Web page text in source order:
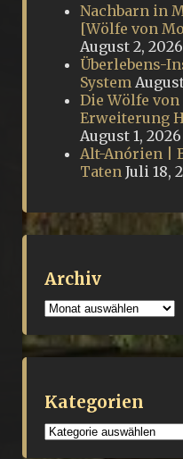
Nachbarn in
[Wölfe von
August 2, 2026
Überlebens-
System
Die Wölfe von
Erweiterung
August 1, 2026
Alt-Anórien |
Taten Juli 18,
Archiv
Archiv
Kategorien
Kategorien